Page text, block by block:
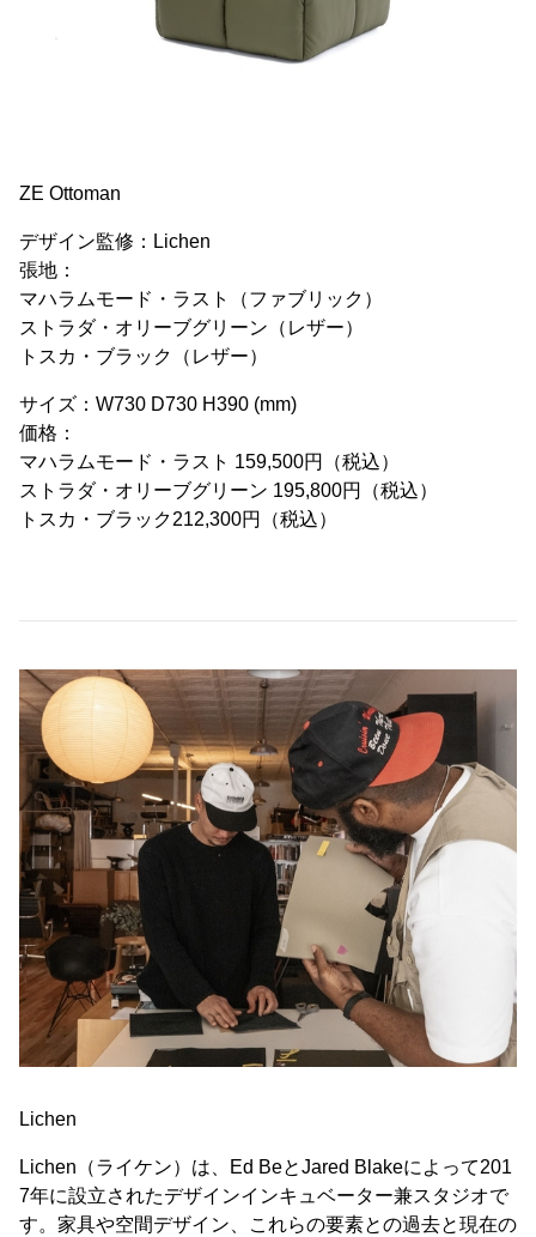
ZE Ottoman
デザイン監修：Lichen
張地：
マハラムモード・ラスト（ファブリック）
ストラダ・オリーブグリーン（レザー）
トスカ・ブラック（レザー）
サイズ：W730 D730 H390 (mm)
価格：
マハラムモード・ラスト 159,500円（税込）
ストラダ・オリーブグリーン 195,800円（税込）
トスカ・ブラック212,300円（税込）
Lichen
Lichen（ライケン）は、Ed BeとJared Blakeによって201
7年に設立されたデザインインキュベーター兼スタジオで
す。家具や空間デザイン、これらの要素との過去と現在の